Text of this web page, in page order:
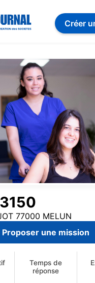
Créer
77000 MELUN
Proposer une mission
Temps de
réponse